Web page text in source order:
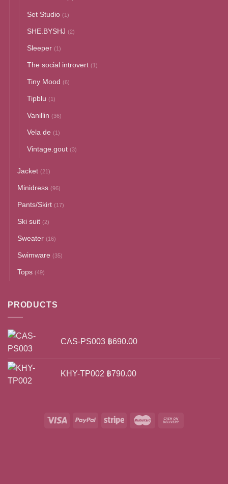
Set Studio (1)
SHE.BYSHJ (2)
Sleeper (1)
The social introvert (1)
Tiny Mood (6)
Tipblu (1)
Vanillin (36)
Vela de (1)
Vintage.gout (3)
Jacket (21)
Minidress (96)
Pants/Skirt (17)
Ski suit (2)
Sweater (16)
Swimware (35)
Tops (49)
PRODUCTS
CAS-PS003 ฿690.00
KHY-TP002 ฿790.00